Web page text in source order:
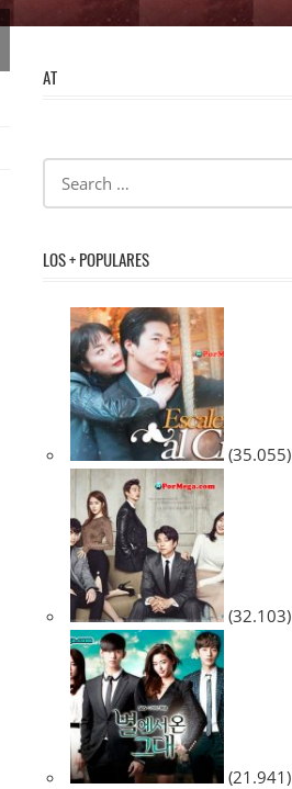
AT
LOS + POPULARES
(35.055)
(32.103)
(21.941)